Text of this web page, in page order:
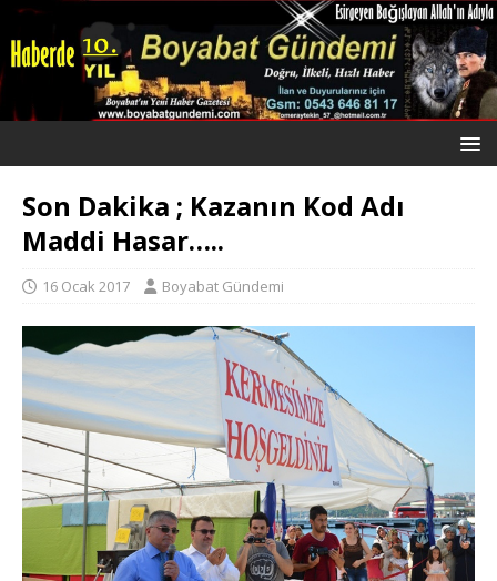
Son Dakika ; Kazanın Kod Adı
Maddi Hasar…..
16 Ocak 2017 Boyabat Gündemi